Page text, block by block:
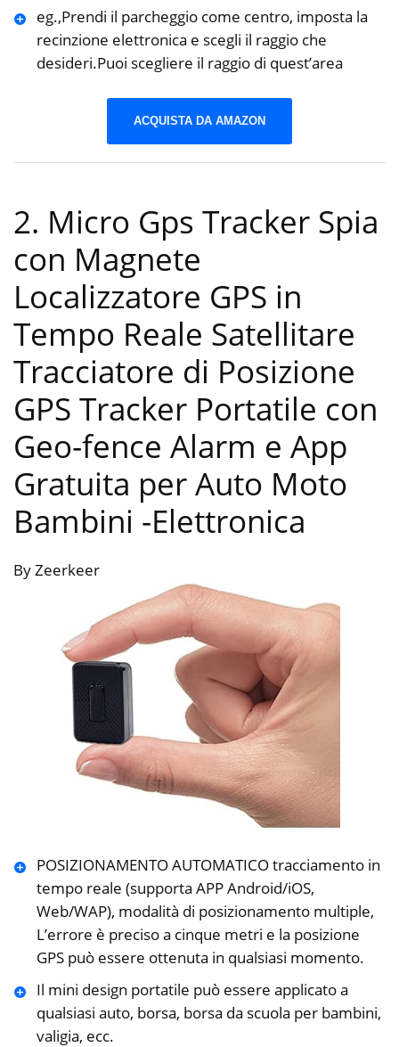
eg.,Prendi il parcheggio come centro, imposta la
recinzione elettronica e scegli il raggio che
desideri.Puoi scegliere il raggio di quest’area
ACQUISTA DA AMAZON
2. Micro Gps Tracker Spia
con Magnete
Localizzatore GPS in
Tempo Reale Satellitare
Tracciatore di Posizione
GPS Tracker Portatile con
Geo-fence Alarm e App
Gratuita per Auto Moto
Bambini -Elettronica
By Zeerkeer
POSIZIONAMENTO AUTOMATICO tracciamento in
tempo reale (supporta APP Android/iOS,
Web/WAP), modalità di posizionamento multiple,
L’errore è preciso a cinque metri e la posizione
GPS può essere ottenuta in qualsiasi momento.
Il mini design portatile può essere applicato a
qualsiasi auto, borsa, borsa da scuola per bambini,
valigia, ecc.